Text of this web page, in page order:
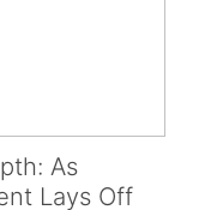
As
Lays Off